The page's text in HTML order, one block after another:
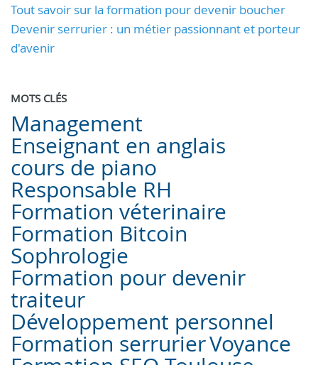
Tout savoir sur la formation pour devenir boucher
Devenir serrurier : un métier passionnant et porteur
d'avenir
MOTS CLÉS
Management
Enseignant en anglais
cours de piano
Responsable RH
Formation véterinaire
Formation Bitcoin
Sophrologie
Formation pour devenir
traiteur
Développement personnel
Formation serrurierVoyance